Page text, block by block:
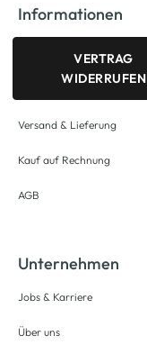
Informationen
VERTRAG
WIDERRUFEN
Versand & Lieferung
Kauf auf Rechnung
AGB
Unternehmen
Jobs & Karriere
Über uns